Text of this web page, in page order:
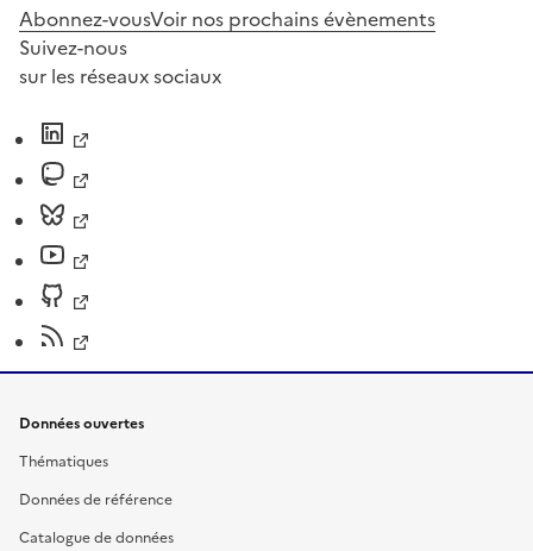
Abonnez-vousVoir nos prochains évènements
Suivez-nous
sur les réseaux sociaux
Données ouvertes
Thématiques
Données de référence
Catalogue de données